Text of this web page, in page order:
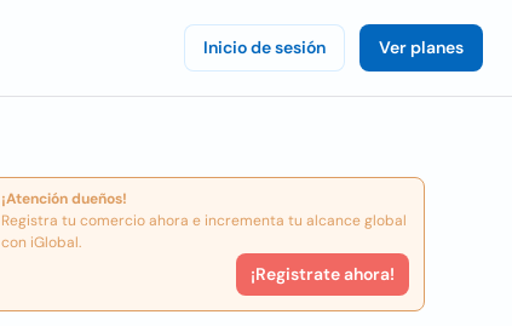
Inicio de sesión Ver planes
¡Atención dueños!
Registra tu comercio ahora e incrementa tu alcance global
con iGlobal.
¡Registrate ahora!